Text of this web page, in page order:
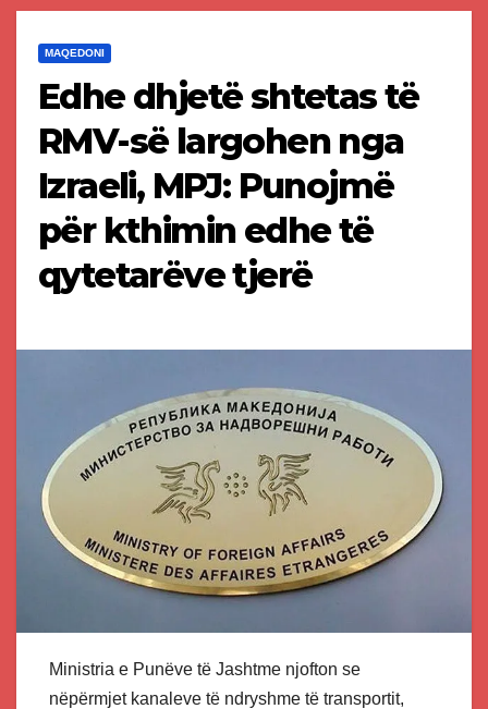
MAQEDONI
Edhe dhjetë shtetas të
RMV-së largohen nga
Izraeli, MPJ: Punojmë
për kthimin edhe të
qytetarëve tjerë
Ministria e Punëve të Jashtme njofton se
nëpërmjet kanaleve të ndryshme të transportit,